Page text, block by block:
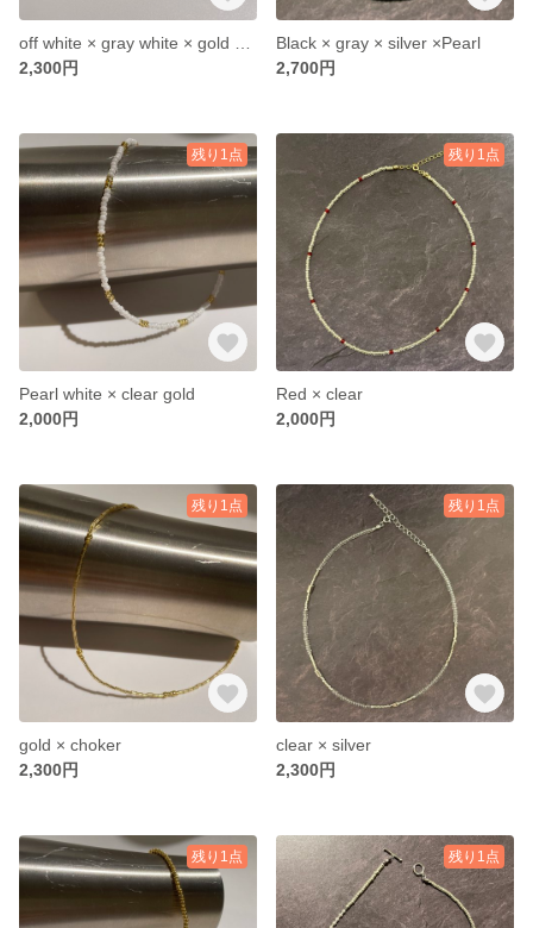
2,300円
Black × gray × silver ×Pearl
2,700円
残り1点
Pearl white × clear gold
2,000円
残り1点
Red × clear
2,000円
残り1点
gold × choker
2,300円
残り1点
clear × silver
2,300円
残り1点 残り1点